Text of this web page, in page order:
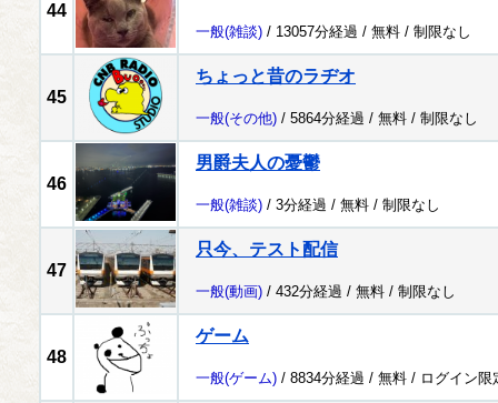
44
一般(雑談) / 13057分経過 / 無料 / 制限なし
45
ちょっと昔のラヂオ
一般(その他) / 5864分経過 / 無料 / 制限なし
46
男爵夫人の憂鬱
一般(雑談) / 3分経過 / 無料 / 制限なし
47
只今、テスト配信
一般(動画) / 432分経過 / 無料 / 制限なし
48
ゲーム
一般(ゲーム) / 8834分経過 / 無料 / ログイン限